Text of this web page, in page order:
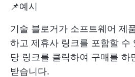
📌예시
기술 블로거가 소프트웨어 제
하고 제휴사 링크를 포함할 수
당 링크를 클릭하여 구매를 하
받습니다.